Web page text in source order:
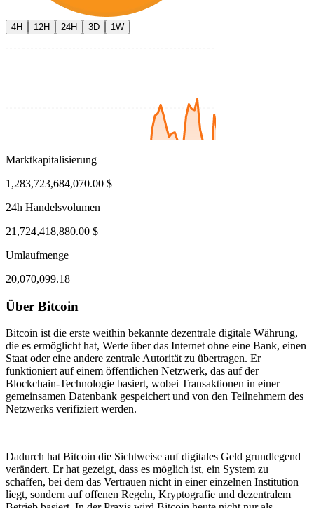
4H 12H 24H 3D 1W
3, 07:50 PM
Marktkapitalisierung
1,283,723,684,070.00 $
24h Handelsvolumen
21,724,418,880.00 $
Umlaufmenge
20,070,099.18
Über Bitcoin
Bitcoin ist die erste weithin bekannte dezentrale digitale Währung,
die es ermöglicht hat, Werte über das Internet ohne eine Bank, einen
Staat oder eine andere zentrale Autorität zu übertragen. Er
funktioniert auf einem öffentlichen Netzwerk, das auf der
Blockchain-Technologie basiert, wobei Transaktionen in einer
gemeinsamen Datenbank gespeichert und von den Teilnehmern des
Netzwerks verifiziert werden.
Dadurch hat Bitcoin die Sichtweise auf digitales Geld grundlegend
verändert. Er hat gezeigt, dass es möglich ist, ein System zu
schaffen, bei dem das Vertrauen nicht in einer einzelnen Institution
liegt, sondern auf offenen Regeln, Kryptografie und dezentralem